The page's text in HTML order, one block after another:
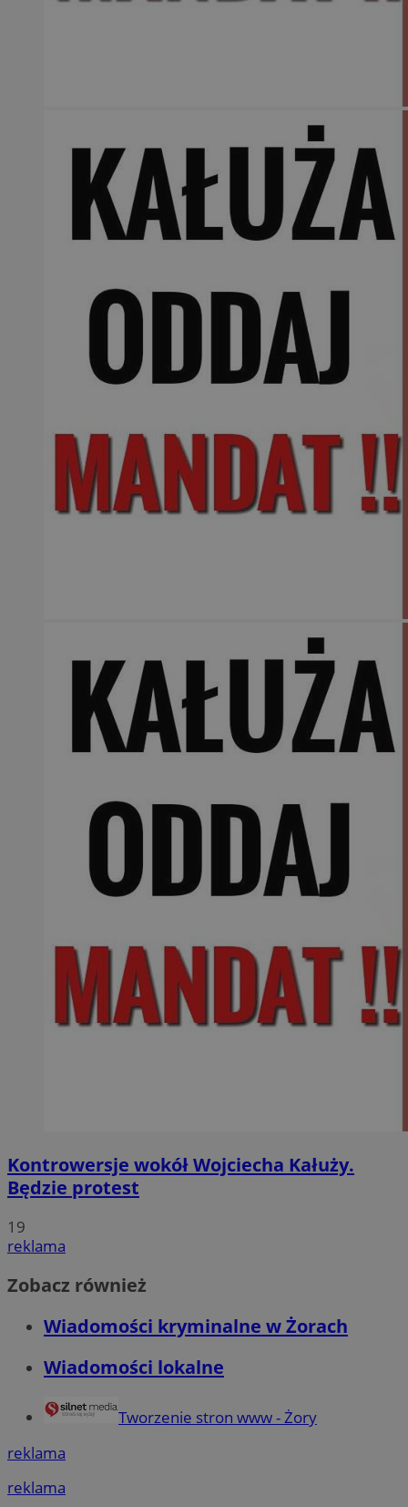
Kontrowersje wokół Wojciecha Kałuży.
Będzie protest
19
reklama
Zobacz również
Wiadomości kryminalne w Żorach
Wiadomości lokalne
Tworzenie stron www - Żory
reklama
reklama